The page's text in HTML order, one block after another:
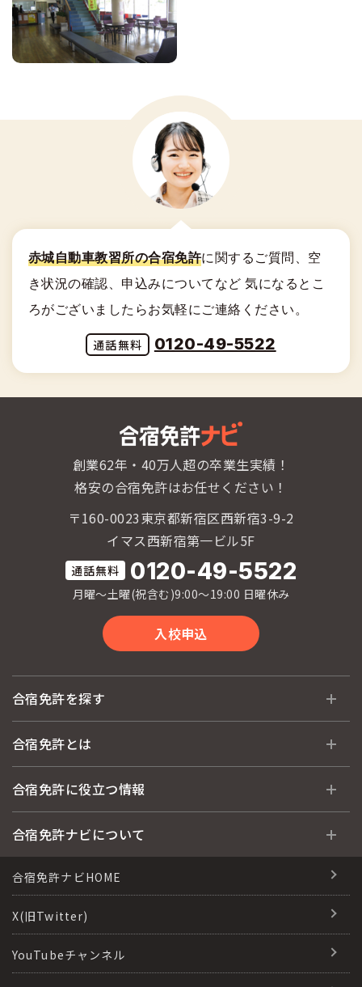
赤城自動車教習所の合宿免許に関する ご質問、空
き状況の確認、申込みについてなど 気になるとこ
ろがございましたらお気軽にご連絡ください。
0120-49-5522
創業62年・40万人超の卒業生実績！
格安の合宿免許はお任せください！
〒160-0023東京都新宿区西新宿3-9-2
イマス西新宿第一ビル5F
0120-49-5522
月曜〜土曜(祝含む)9:00〜19:00 日曜休み
入校申込
合宿免許を探す
全国 教習所一覧
運転免許の種類(車種)
格安シーズン料金
出発地別おすすめ校
こだわり、テーマから探す
合宿免許とは
合宿免許とは
合宿免許選びのアドバイス
合宿免許の入校までの流れ
合宿免許での免許取得の流れ
合宿免許に役立つ情報
合宿免許に役立つ情報
免許取消・失効による再取得
冬・雪国の合宿免許は大丈夫？
合宿免許ナビについて
会社情報・代表メッセージ
会社概要
会社沿革・歴史
合宿免許ナビHOME
X(旧Twitter)
YouTubeチャンネル